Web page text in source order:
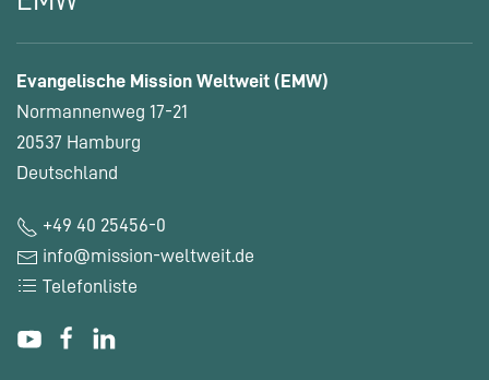
Evangelische Mission Weltweit (EMW)
Normannenweg 17-21
20537 Hamburg
Deutschland
+49 40 25456-0
info@mission-weltweit.de
Telefonliste